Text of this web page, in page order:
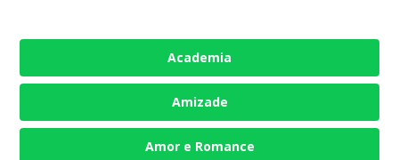
Academia
Amizade
Amor e Romance